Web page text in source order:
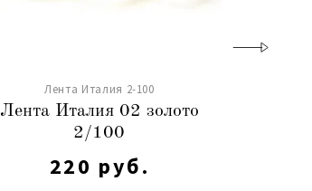
Лента Италия 2-100
Лента Италия 02 золото
2/100
220 руб.